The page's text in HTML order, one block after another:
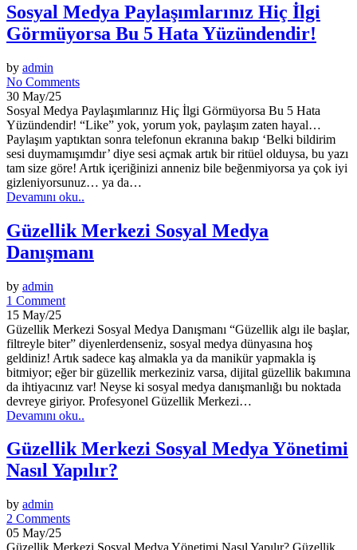
Sosyal Medya Paylaşımlarınız Hiç İlgi
Görmüyorsa Bu 5 Hata Yüzündendir!
by admin
No Comments
30 May/25
Sosyal Medya Paylaşımlarınız Hiç İlgi Görmüyorsa Bu 5 Hata
Yüzündendir! “Like” yok, yorum yok, paylaşım zaten hayal…
Paylaşım yaptıktan sonra telefonun ekranına bakıp ‘Belki bildirim
sesi duymamışımdır’ diye sesi açmak artık bir ritüel olduysa, bu yazı
tam size göre! Artık içeriğinizi anneniz bile beğenmiyorsa ya çok iyi
gizleniyorsunuz… ya da…
Devamını oku..
Güzellik Merkezi Sosyal Medya
Danışmanı
by admin
1 Comment
15 May/25
Güzellik Merkezi Sosyal Medya Danışmanı “Güzellik algı ile başlar,
filtreyle biter” diyenlerdenseniz, sosyal medya dünyasına hoş
geldiniz! Artık sadece kaş almakla ya da manikür yapmakla iş
bitmiyor; eğer bir güzellik merkeziniz varsa, dijital güzellik bakımına
da ihtiyacınız var! Neyse ki sosyal medya danışmanlığı bu noktada
devreye giriyor. Profesyonel Güzellik Merkezi…
Devamını oku..
Güzellik Merkezi Sosyal Medya Yönetimi
Nasıl Yapılır?
by admin
2 Comments
05 May/25